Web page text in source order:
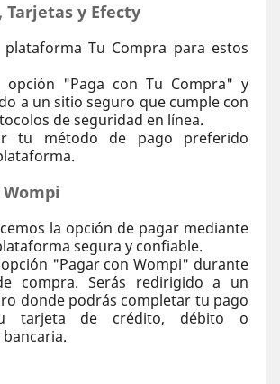
Tarjetas y Efecty
Tu Compra para estos
opción "Paga con Tu Compra" y
a un sitio seguro que cumple con
de seguridad en línea.
tu método de pago preferido
Wompi
la opción de pagar mediante
segura y confiable.
"Pagar con Wompi" durante
compra. Serás redirigido a un
donde podrás completar tu pago
tarjeta de crédito, débito o